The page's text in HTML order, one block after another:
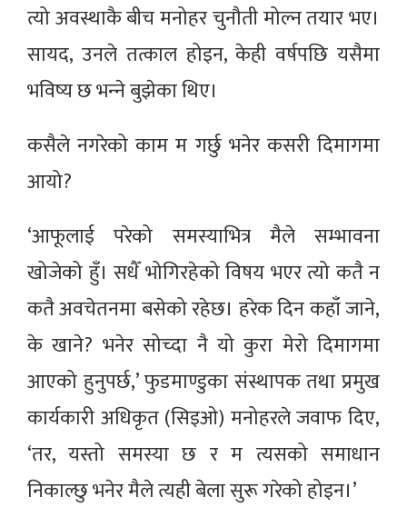
त्यो अवस्थाकै बीच मनोहर चुनौती मोल्न तयार भए।
सायद, उनले तत्काल होइन, केही वर्षपछि यसैमा
भविष्य छ भन्‍ने बुझेका थिए।
कसैले नगरेको काम म गर्छु भनेर कसरी दिमागमा
आयो?
‘आफूलाई परेको समस्याभित्र मैले सम्भावना
खोजेको हुँ। सधैँ भोगिरहेको विषय भएर त्यो कतै न
कतै अवचेतनमा बसेको रहेछ। हरेक दिन कहाँ जाने,
के खाने? भनेर सोच्दा नै यो कुरा मेरो दिमागमा
आएको हुनुपर्छ,’ फुडमाण्डुका संस्थापक तथा प्रमुख
कार्यकारी अधिकृत (सिइओ) मनोहरले जवाफ दिए,
‘तर, यस्तो समस्या छ र म त्यसको समाधान
निकाल्छु भनेर मैले त्यही बेला सुरू गरेको होइन।’